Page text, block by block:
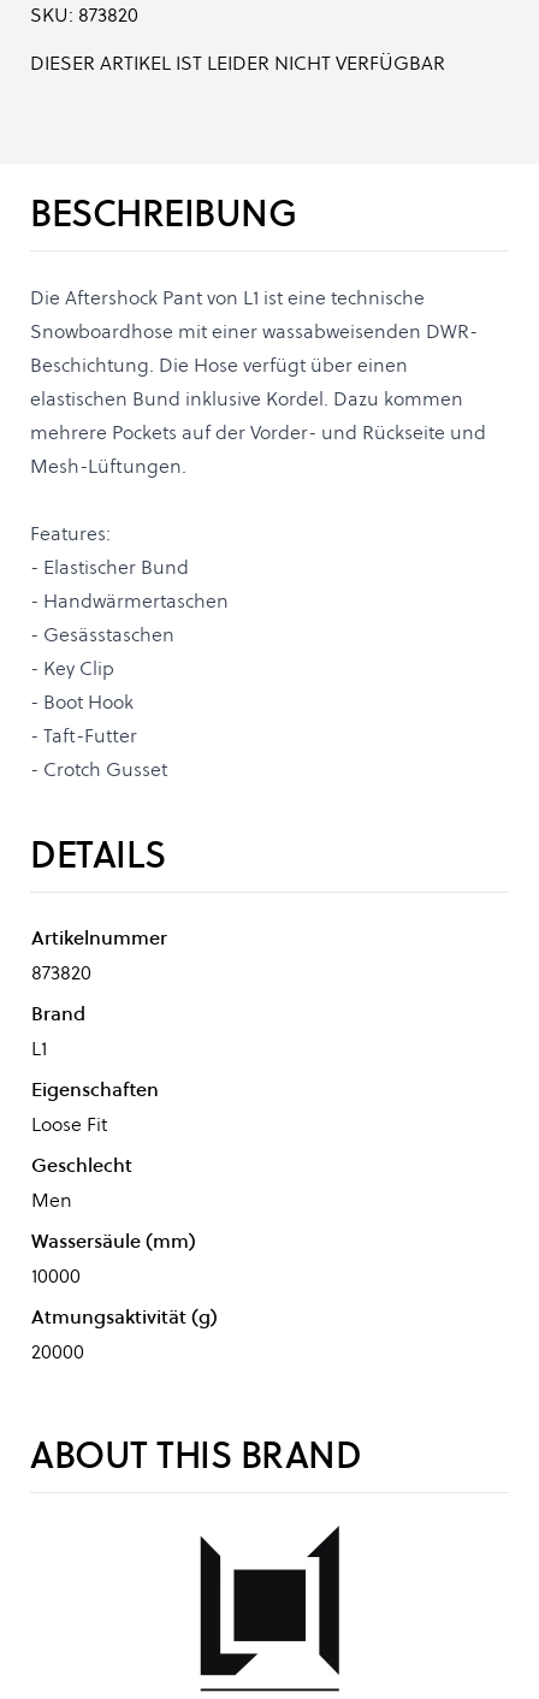
SKU: 873820
DIESER ARTIKEL IST LEIDER NICHT VERFÜGBAR
BESCHREIBUNG
Die Aftershock Pant von L1 ist eine technische
Snowboardhose mit einer wassabweisenden DWR-
Beschichtung. Die Hose verfügt über einen
elastischen Bund inklusive Kordel. Dazu kommen
mehrere Pockets auf der Vorder- und Rückseite und
Mesh-Lüftungen.
Features:
- Elastischer Bund
- Handwärmertaschen
- Gesässtaschen
- Key Clip
- Boot Hook
- Taft-Futter
- Crotch Gusset
DETAILS
Artikelnummer
873820
Brand
L1
Eigenschaften
Loose Fit
Geschlecht
Men
Wassersäule (mm)
10000
Atmungsaktivität (g)
20000
ABOUT THIS BRAND